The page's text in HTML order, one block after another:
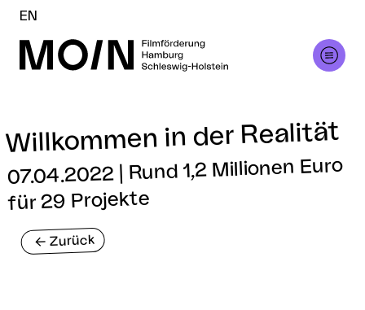
EN
Willkommen in der Realität
07.04.2022 | Rund 1,2 Millionen Euro
für 29 Projekte
<- Zurück